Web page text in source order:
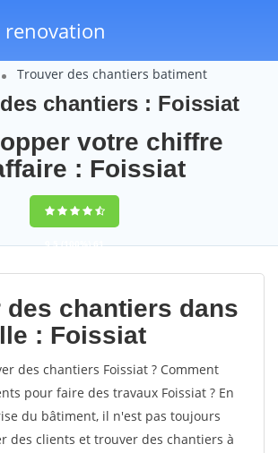
Trouver des chantiers batiment
chantiers : Foissiat
votre chiffre
: Foissiat
9,5(100%)61
votes
des chantiers dans
: Foissiat
des chantiers Foissiat ? Comment
pour faire des travaux Foissiat ? En
du bâtiment, il n'est pas toujours
des clients et trouver des chantiers à